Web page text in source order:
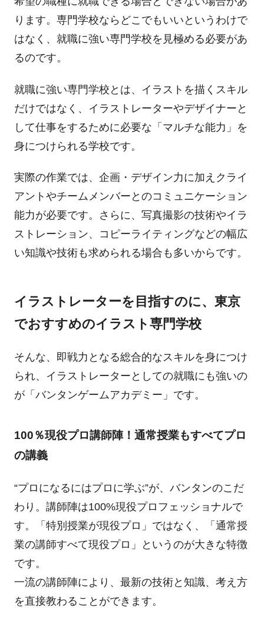
ります。専門学校ならどこでもいいというわけで
はなく、就職に強い専門学校を見極める必要があ
るのです。
就職に強い専門学校とは、イラストを描くスキル
だけではなく、イラストレーターやデザイナーと
して仕事をするために必要な「マルチな能力」を
身につけられる学校です。
実際の作業では、企画・デザイン力に加えクライ
アントやチームメンバーとのコミュニケーション
能力が必要です。さらに、写真撮影の技術やイラ
ストレーション、コピーライティングなどの幅広
い知識や技術も求められる場合も多いからです。
イラストレーターを目指すのに、東京
でおすすめのイラスト専門学校
そんな、即戦力となる総合的なスキルを身につけ
られ、イラストレーターとしての就職にも強いの
が「バンタンゲームアカデミー」です。
100％現役プロ講師陣！通常授業もすべてプロ
の講義
“プロになるにはプロに学ぶ”が、バンタンのこだ
わり。講師陣は100%現役プロフェッショナルで
す。「特別授業が現役プロ」ではなく、「通常授
業の講師すべて現役プロ」というのが大きな特徴
です。
一流の講師陣により、最新の技術と知識、考え方
を直接教わることができます。